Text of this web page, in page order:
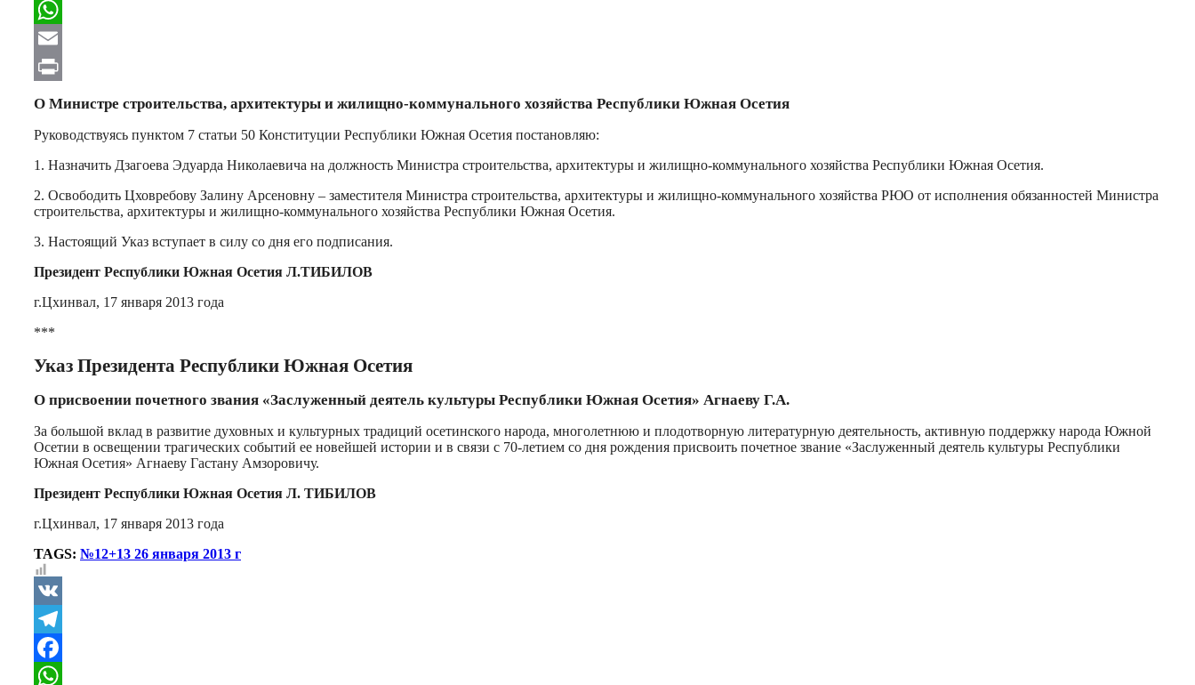
Facebook
WhatsApp
Email
О Министре строительства, архитектуры и жилищно-коммунального хозяйства Республики Южная Осетия
Руководствуясь пунктом 7 статьи 50 Конституции Республики Южная Осетия постановляю:
1. Назначить Дзагоева Эдуарда Николаевича на должность Министра строительства, архитектуры и жилищно-коммунального хозяйства Республики Южная Осетия.
2. Освободить Цховребову Залину Арсеновну – заместителя Министра строительства, архитектуры и жилищно-коммунального хозяйства РЮО от исполнения обязанностей Министра
строительства, архитектуры и жилищно-коммунального хозяйства Республики Южная Осетия.
3. Настоящий Указ вступает в силу со дня его подписания.
Президент Республики Южная Осетия Л.ТИБИЛОВ
г.Цхинвал, 17 января 2013 года
***
Указ Президента Республики Южная Осетия
О присвоении почетного звания «Заслуженный деятель культуры Республики Южная Осетия» Агнаеву Г.А.
За большой вклад в развитие духовных и культурных традиций осетинского народа, многолетнюю и плодотворную литературную деятельность, активную поддержку народа Южной
Осетии в освещении трагических событий ее новейшей истории и в связи с 70-летием со дня рождения присвоить почетное звание «Заслуженный деятель культуры Республики
Южная Осетия» Агнаеву Гастану Амзоровичу.
Президент Республики Южная Осетия Л. ТИБИЛОВ
г.Цхинвал, 17 января 2013 года
TAGS: №12+13 26 января 2013 г
VK
Telegram
Facebook